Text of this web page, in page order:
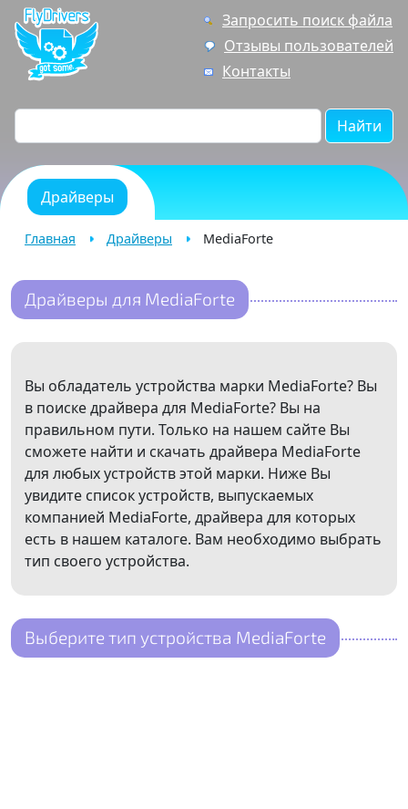
Запросить поиск файла
Отзывы пользователей
Контакты
Найти
Драйверы
Главная Драйверы MediaForte
Драйверы для MediaForte
Вы обладатель устройства марки MediaForte? Вы
в поиске драйвера для MediaForte? Вы на
правильном пути. Только на нашем сайте Вы
сможете найти и скачать драйвера MediaForte
для любых устройств этой марки. Ниже Вы
увидите список устройств, выпускаемых
компанией MediaForte, драйвера для которых
есть в нашем каталоге. Вам необходимо выбрать
тип своего устройства.
Выберите тип устройства MediaForte